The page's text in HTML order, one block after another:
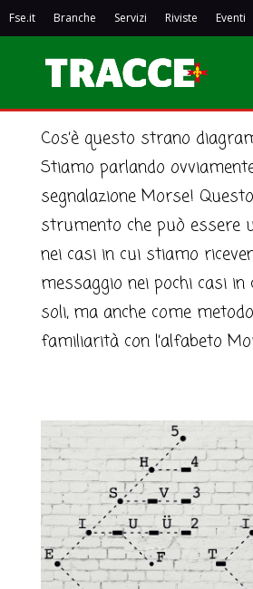
Fse.it Branche Servizi Riviste Eventi
IL
Cos’è questo strano
Stiamo parlando
segnalazione Morse!
strumento che può essere
nei casi in cui stiamo
messaggio nei pochi casi
soli, ma anche come
familiarità con l’alfabeto